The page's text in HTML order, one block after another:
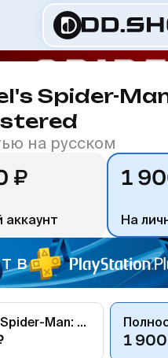
Spider-
на русском
₽
аккаунт
1
На
в
Marvel’s Spider-Man: Game of the Year Edition
1